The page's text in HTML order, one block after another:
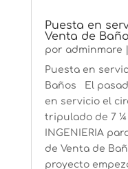
Puesta en
Venta de
por adminmare |
Puesta en
Baños El
en servicio el
tripulado de 7 ¼
INGENIERIA
de Venta de
proyecto